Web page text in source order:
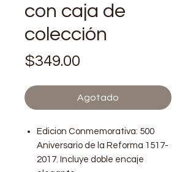
con caja de
colección
$349.00
Agotado
Edicion Conmemorativa: 500
Aniversario de la Reforma 1517-
2017. Incluye doble encaje